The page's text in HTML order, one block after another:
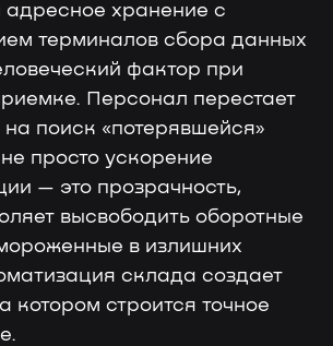
адресное хранение с
терминалов сбора данных
фактор при
Персонал перестает
на поиск «потерявшейся»
просто ускорение
— это прозрачность,
высвободить оборотные
в излишних
склада создает
котором строится точное